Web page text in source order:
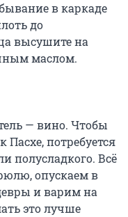
в каркаде
до
высушите на
маслом.
— вино. Чтобы
Пасхе, потребуется
полусладкого. Всё
опускаем в
и варим на
это лучше